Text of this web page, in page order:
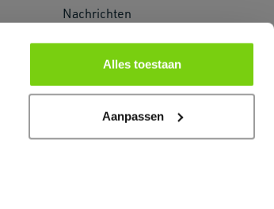
Alles toestaan
Aanpassen
Nachrichten
Fragen
Primex und
Nachhaltigkeit
Contact
Über uns